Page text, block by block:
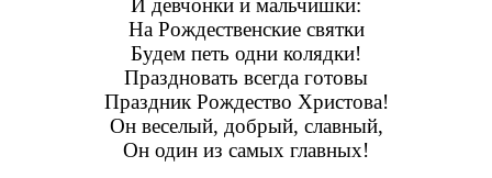
И девчонки и мальчишки:
На Рождественские святки
Будем петь одни колядки!
Праздновать всегда готовы
Праздник Рождество Христова!
Он веселый, добрый, славный,
Он один из самых главных!